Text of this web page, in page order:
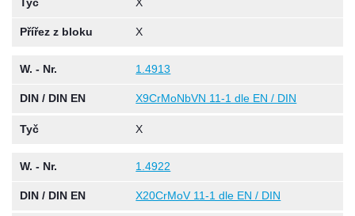
Tyč X
Přířez z bloku X
W. - Nr. 1.4913
DIN / DIN EN X9CrMoNbVN 11-1 dle EN / DIN
Tyč X
W. - Nr. 1.4922
DIN / DIN EN X20CrMoV 11-1 dle EN / DIN